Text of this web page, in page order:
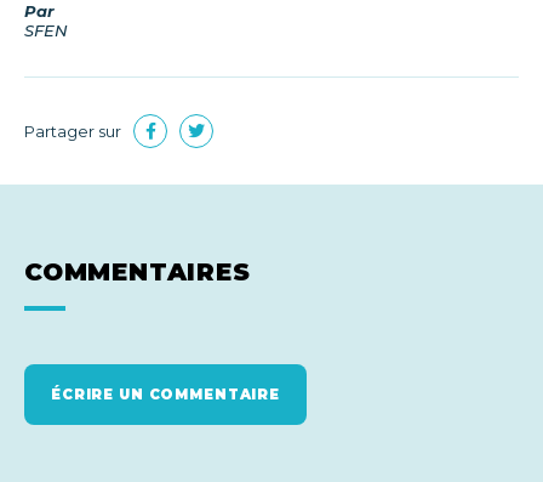
Par
SFEN
Partager sur
COMMENTAIRES
ÉCRIRE UN COMMENTAIRE